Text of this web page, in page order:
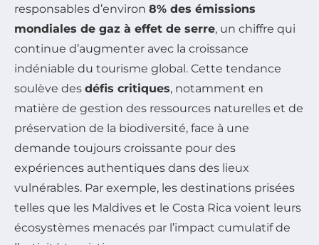
responsables d’environ 8% des émissions
mondiales de gaz à effet de serre, un chiffre qui
continue d’augmenter avec la croissance
indéniable du tourisme global. Cette tendance
soulève des défis critiques, notamment en
matière de gestion des ressources naturelles et de
préservation de la biodiversité, face à une
demande toujours croissante pour des
expériences authentiques dans des lieux
vulnérables. Par exemple, les destinations prisées
telles que les Maldives et le Costa Rica voient leurs
écosystèmes menacés par l’impact cumulatif de